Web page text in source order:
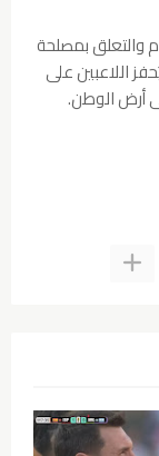
والتعلق بمصلحة
اللاعبين على
أرض الوطن.